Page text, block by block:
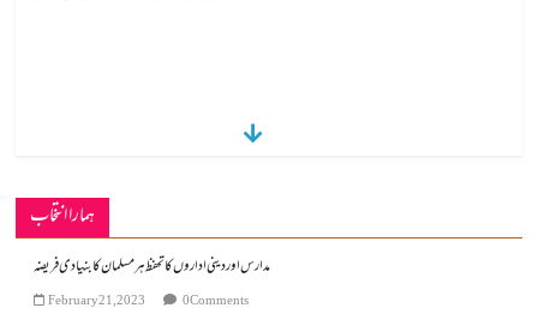
ہمارا انتخاب
مدارس اور دینی اداروں کا تحفظ ہرمسلمان کا بنیادی فریضہ
February 21, 2023 0 Comments